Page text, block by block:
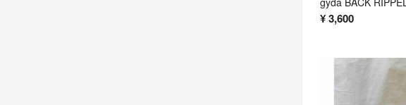
¥3,600